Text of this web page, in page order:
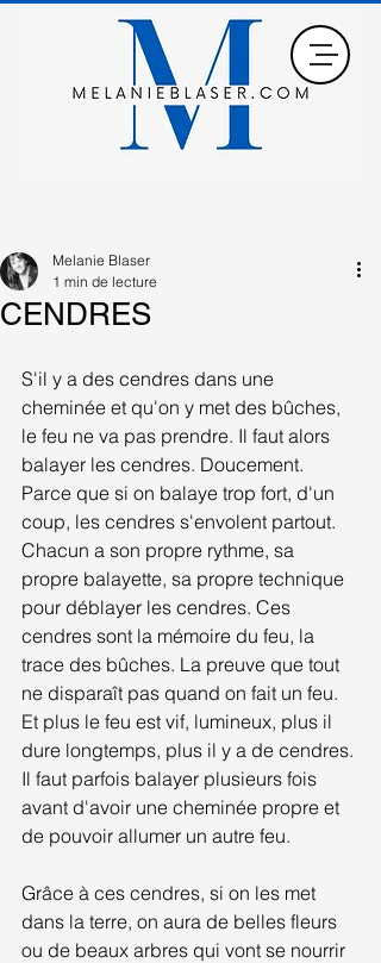
CENDRES
Melanie Blaser
1 min de lecture
S'il y a des cendres dans une
cheminée et qu'on y met des bûches,
le feu ne va pas prendre. Il faut alors
balayer les cendres. Doucement.
Parce que si on balaye trop fort, d'un
coup, les cendres s'envolent partout.
Chacun a son propre rythme, sa
propre balayette, sa propre technique
pour déblayer les cendres. Ces
cendres sont la mémoire du feu, la
trace des bûches. La preuve que tout
ne disparaît pas quand on fait un feu.
Et plus le feu est vif, lumineux, plus il
dure longtemps, plus il y a de cendres.
Il faut parfois balayer plusieurs fois
avant d'avoir une cheminée propre et
de pouvoir allumer un autre feu.
Grâce à ces cendres, si on les met
dans la terre, on aura de belles fleurs
ou de beaux arbres qui vont se nourrir